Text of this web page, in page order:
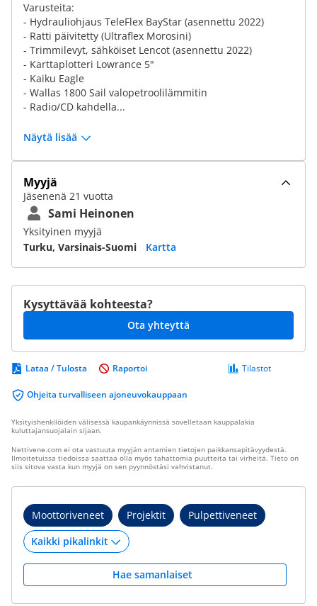
Varusteita:
- Hydrauliohjaus TeleFlex BayStar (asennettu 2022)
- Ratti päivitetty (Ultraflex Morosini)
- Trimmilevyt, sähköiset Lencot (asennettu 2022)
- Karttaplotteri Lowrance 5"
- Kaiku Eagle
- Wallas 1800 Sail valopetroolilämmitin
- Radio/CD kahdella...
Näytä lisää
Myyjä
Jäsenenä 21 vuotta
Sami Heinonen
Yksityinen myyjä
Turku, Varsinais-Suomi
Kartta
Kysyttävää kohteesta?
Ota yhteyttä
Lataa / Tulosta
Ohjeita turvalliseen ajoneuvokauppaan
Tilastot
Raportoi
Yksityishenkilöiden välisessä kaupankäynnissä sovelletaan kauppalakia
kuluttajansuojalain sijaan.
Nettivene.com ei ota vastuuta myyjän antamien tietojen paikkansapitävyydestä.
Ilmoitetuissa tiedoissa saattaa olla myös tahattomia puutteita tai virheitä. Tieto on
siis sitova vasta kun myyjä on sen pyynnöstäsi vahvistanut.
Moottoriveneet Projektit Pulpettiveneet
Hae samanlaiset